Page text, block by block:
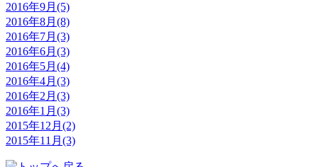
2016年9月(5)
2016年8月(8)
2016年7月(3)
2016年6月(3)
2016年5月(4)
2016年4月(3)
2016年2月(3)
2016年1月(3)
2015年12月(2)
2015年11月(3)